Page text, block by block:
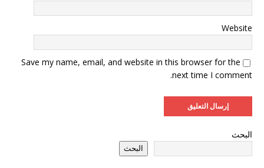
Website
Save my name, email, and website in this browser for the
next time I comment.
البحث
البحث